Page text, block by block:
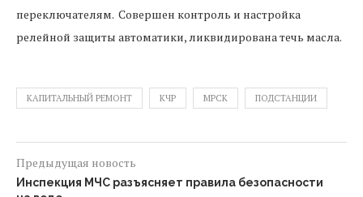
переключателям. Совершен контроль и настройка
релейной защиты автоматики, ликвидирована течь масла.
КАПИТАЛЬНЫЙ РЕМОНТ КЧР МРСК ПОДСТАНЦИИ
Предыдущая новость
Инспекция МЧС разъясняет правила безопасности